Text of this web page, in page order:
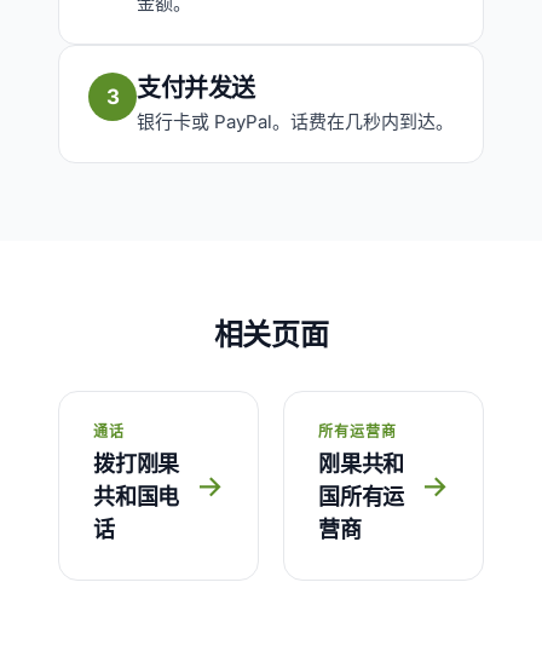
3 支付并发送
银行卡或 PayPal。话费在几秒内到达。
相关页面
通话
拨打刚果
共和国电
话
→
所有运营商
刚果共和
国所有运
营商
→